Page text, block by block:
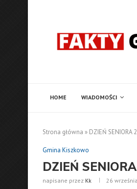
HOME WIADOMOŚCI
Strona główna » DZIEŃ SENIORA
Gmina Kiszkowo
DZIEŃ
napisane przez Kk 26